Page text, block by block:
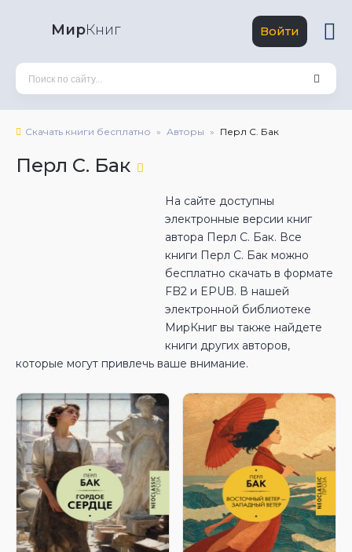
МирКниг Войти
Скачать книги бесплатно Авторы Перл С. Бак
Перл С. Бак
На сайте доступны
электронные версии книг
автора Перл С. Бак. Все
книги Перл С. Бак можно
бесплатно скачать в формате
FB2 и EPUB. В нашей
электронной библиотеке
МирКниг вы также найдете
книги других авторов,
которые могут привлечь ваше внимание.